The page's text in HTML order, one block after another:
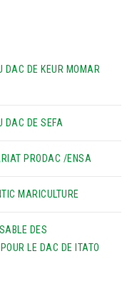
DAC DE KEUR MOMAR
DAC DE SEFA
PRODAC /ENSA
MARICULTURE
DES
LE DAC DE ITATO